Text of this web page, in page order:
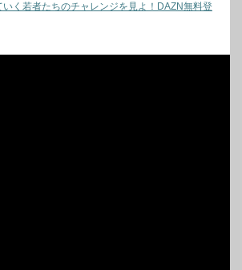
く若者たちのチャレンジを見よ！DAZN無料登